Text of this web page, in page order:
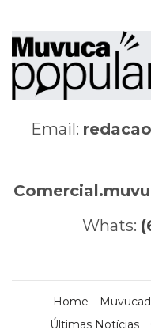
Email:
Whats:
Home
Últimas Notícias